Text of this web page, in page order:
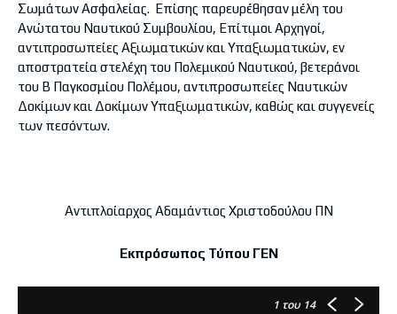
Σωμάτων Ασφαλείας. Επίσης παρευρέθησαν μέλη του
Ανώτατου Ναυτικού Συμβουλίου, Επίτιμοι Αρχηγοί,
αντιπροσωπείες Αξιωματικών και Υπαξιωματικών, εν
αποστρατεία στελέχη του Πολεμικού Ναυτικού, βετεράνοι
του Β΄ Παγκοσμίου Πολέμου, αντιπροσωπείες Ναυτικών
Δοκίμων και Δοκίμων Υπαξιωματικών, καθώς και συγγενείς
των πεσόντων.
Αντιπλοίαρχος Αδαμάντιος Χριστοδούλου ΠΝ
Εκπρόσωπος Τύπου ΓΕΝ
1 του 14